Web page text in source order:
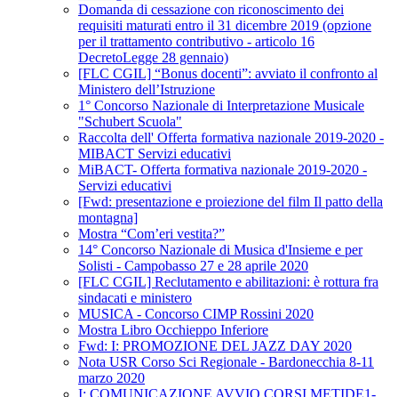
Domanda di cessazione con riconoscimento dei
requisiti maturati entro il 31 dicembre 2019 (opzione
per il trattamento contributivo - articolo 16
DecretoLegge 28 gennaio)
[FLC CGIL] “Bonus docenti”: avviato il confronto al
Ministero dell’Istruzione
1° Concorso Nazionale di Interpretazione Musicale
"Schubert Scuola"
Raccolta dell' Offerta formativa nazionale 2019-2020 -
MIBACT Servizi educativi
MiBACT- Offerta formativa nazionale 2019-2020 -
Servizi educativi
[Fwd: presentazione e proiezione del film Il patto della
montagna]
Mostra “Com’eri vestita?”
14° Concorso Nazionale di Musica d'Insieme e per
Solisti - Campobasso 27 e 28 aprile 2020
[FLC CGIL] Reclutamento e abilitazioni: è rottura fra
sindacati e ministero
MUSICA - Concorso CIMP Rossini 2020
Mostra Libro Occhieppo Inferiore
Fwd: I: PROMOZIONE DEL JAZZ DAY 2020
Nota USR Corso Sci Regionale - Bardonecchia 8-11
marzo 2020